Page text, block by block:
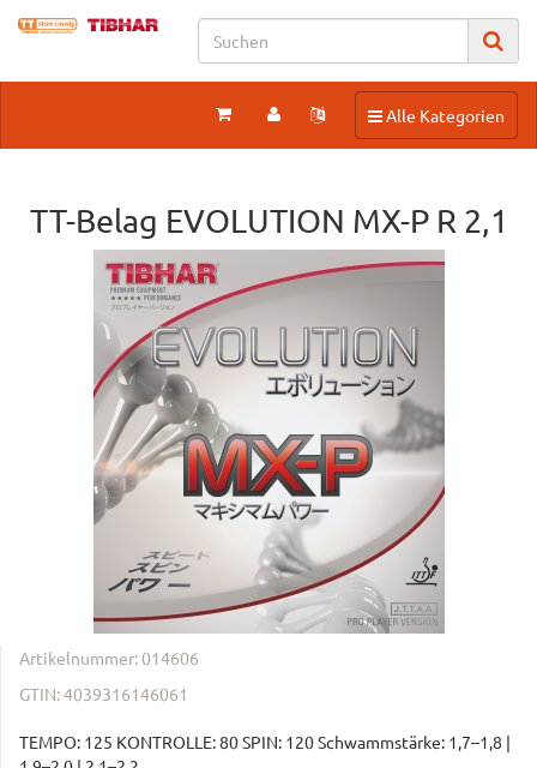
Toggle navigation
Alle Kategorien
TT-Belag EVOLUTION MX-P R 2,1
Artikelnummer:014606
GTIN:4039316146061
TEMPO: 125 KONTROLLE: 80 SPIN: 120 Schwammstärke: 1,7–1,8 |